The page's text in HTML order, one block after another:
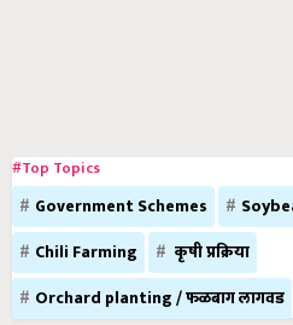
#Top Topics
Government Schemes
Chili Farming
कृषी प्रक्रिया
Orchard planting / फळबाग लागवड